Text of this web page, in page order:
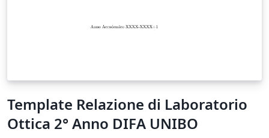
Template Relazione di Laboratorio
Ottica 2° Anno DIFA UNIBO